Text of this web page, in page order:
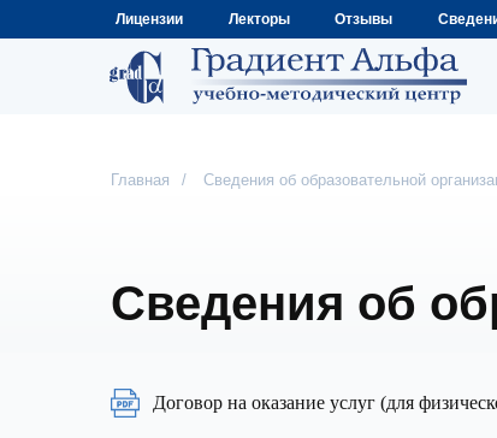
Отзывы
Лицензии Лекторы
Главная / Сведения об образовательной
Сведения об
Договор на оказание услуг (для